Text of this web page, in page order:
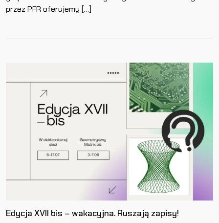
przez PFR oferujemy […]
Edycja XVII bis – wakacyjna. Ruszają zapisy!